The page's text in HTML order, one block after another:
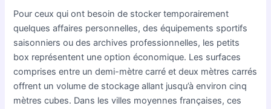
Pour ceux qui ont besoin de stocker temporairement
quelques affaires personnelles, des équipements sportifs
saisonniers ou des archives professionnelles, les petits
box représentent une option économique. Les surfaces
comprises entre un demi-mètre carré et deux mètres carrés
offrent un volume de stockage allant jusqu’à environ cinq
mètres cubes. Dans les villes moyennes françaises, ces